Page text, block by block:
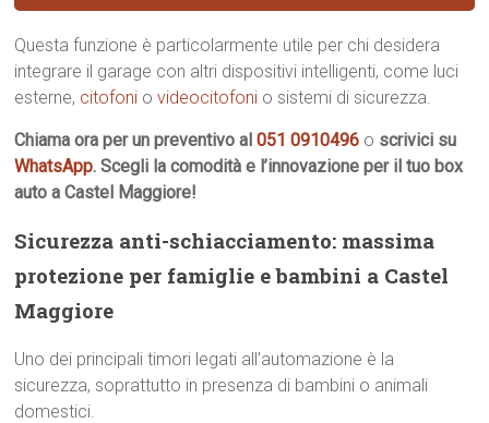
Questa funzione è particolarmente utile per chi desidera
integrare il garage con altri dispositivi intelligenti, come luci
esterne, citofoni ovideocitofoni o sistemi di sicurezza.
Chiama ora per un preventivo al051 0910496 o scrivici su
WhatsApp. Scegli la comodità e l’innovazione per il tuo box
auto a Castel Maggiore!
Sicurezza anti-schiacciamento: massima
protezione per famiglie e bambini a Castel
Maggiore
Uno dei principali timori legati all’automazione è la
sicurezza, soprattutto in presenza di bambini o animali
domestici.